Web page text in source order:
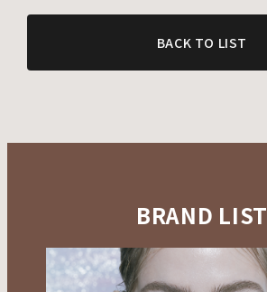
BACK TO LIST
BRAND LIST